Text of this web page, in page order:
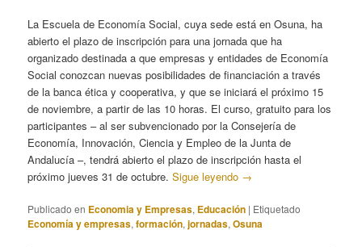
La Escuela de Economía Social, cuya sede está en Osuna, ha
abierto el plazo de inscripción para una jornada que ha
organizado destinada a que empresas y entidades de Economía
Social conozcan nuevas posibilidades de financiación a través
de la banca ética y cooperativa, y que se iniciará el próximo 15
de noviembre, a partir de las 10 horas. El curso, gratuito para los
participantes – al ser subvencionado por la Consejería de
Economía, Innovación, Ciencia y Empleo de la Junta de
Andalucía –, tendrá abierto el plazo de inscripción hasta el
próximo jueves 31 de octubre.Sigue leyendo →
Publicado en Economia y Empresas, Educación | Etiquetado
Economía y empresas,formación,jornadas,Osuna